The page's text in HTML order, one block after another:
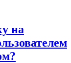
на